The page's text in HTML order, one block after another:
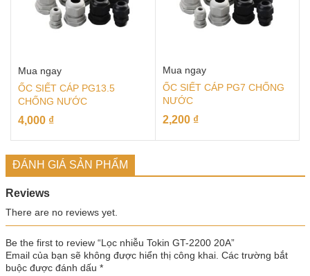
Mua ngay
ỐC SIẾT CÁP PG13.5
CHỐNG NƯỚC
4,000 ₫
Mua ngay
ỐC SIẾT CÁP PG7 CHỐNG
NƯỚC
2,200 ₫
ĐÁNH GIÁ SẢN PHẨM
Reviews
There are no reviews yet.
Be the first to review “Lọc nhiễu Tokin GT-2200 20A”
Email của bạn sẽ không được hiển thị công khai. Các trường bắt
buộc được đánh dấu *